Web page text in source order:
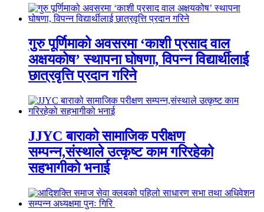
गुरु पूर्णिमाको अवसरमा ‘काशी प्रसाद वाल
अक्षयकोष’ स्थापना घोषणा, विपन्न विद्यार्थीलाई
छात्रवृत्ति प्रदान गरिने
JJYC बाराको सामाजिक परीक्षण
सम्पन्न,संस्थाले उत्कृष्ट काम गरिरहेको
सहभागीको भनाई